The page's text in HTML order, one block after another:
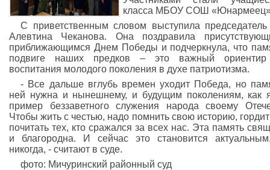
класса МБОУ СОШ
С приветственным словом выступила председатель
Алевтина Чеканова. Она поздравила
приближающимся Днем Победы и подчеркнула, что
подвиге наших предков – это важный
воспитания молодого поколения в духе патриотизма.
- Все дальше вглубь времен уходит Победа, но
ней нужна и нынешнему, и будущим поколениям, как
пример беззаветного служения народа своему
Чтобы жить с честью, надо помнить свою историю,
почитать тех, кто сражался за всех нас. Эта память
и благородна. И сейчас это становится
никогда, - считают в суде.
фото: Мичуринский районный суд